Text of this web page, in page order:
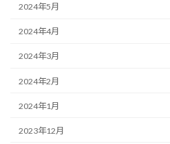
2024年5月
2024年4月
2024年3月
2024年2月
2024年1月
2023年12月